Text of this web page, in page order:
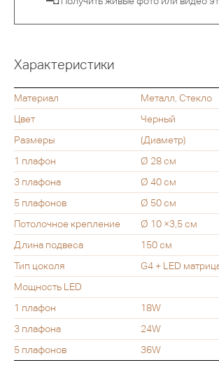
Характеристики
Материал
Металл, Стекло
Цвет
Черный
Размеры
(Диаметр)
1 плафон
Ø 28 см
3 плафона
Ø 40 см
5 плафонов
Ø 50 см
Потолочное крепление
Ø 10 ×3,5 см
Длина подвеса
150 см
Тип цоколя
G4 + LED
Мощность LED
1 плафон
18W
3 плафона
24W
5 плафонов
36W